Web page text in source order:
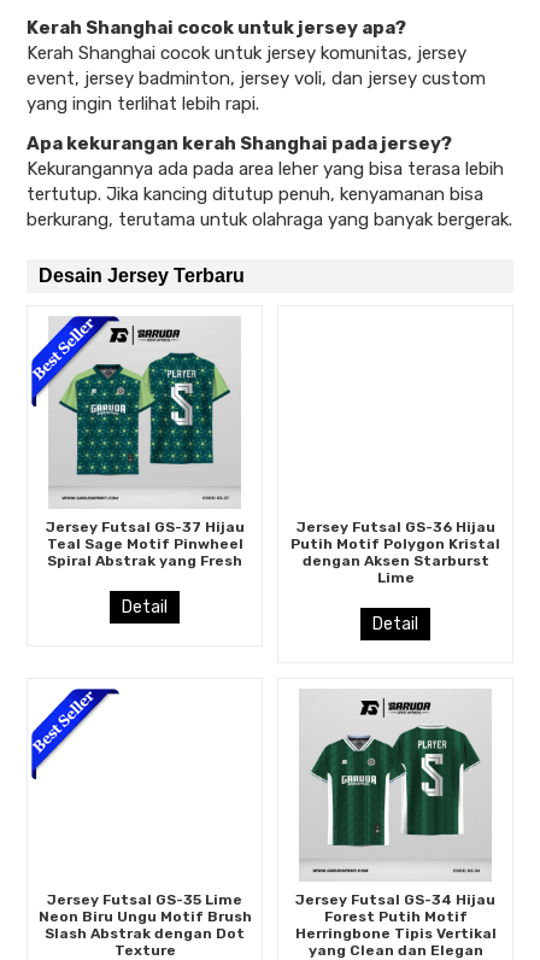
Kerah Shanghai cocok untuk jersey apa?
Kerah Shanghai cocok untuk jersey komunitas, jersey
event, jersey badminton, jersey voli, dan jersey custom
yang ingin terlihat lebih rapi.
Apa kekurangan kerah Shanghai pada jersey?
Kekurangannya ada pada area leher yang bisa terasa lebih
tertutup. Jika kancing ditutup penuh, kenyamanan bisa
berkurang, terutama untuk olahraga yang banyak bergerak.
Desain Jersey Terbaru
Jersey Futsal GS-37 Hijau
Teal Sage Motif Pinwheel
Spiral Abstrak yang Fresh
Detail
Jersey Futsal GS-36 Hijau
Putih Motif Polygon Kristal
dengan Aksen Starburst
Lime
Detail
Jersey Futsal GS-35 Lime
Neon Biru Ungu Motif Brush
Slash Abstrak dengan Dot
Texture
Jersey Futsal GS-34 Hijau
Forest Putih Motif
Herringbone Tipis Vertikal
yang Clean dan Elegan